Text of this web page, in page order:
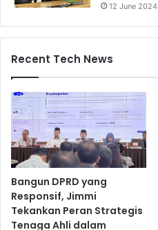
12 June 2024
Recent Tech News
Bangun DPRD yang
Responsif, Jimmi
Tekankan Peran Strategis
Tenaga Ahli dalam